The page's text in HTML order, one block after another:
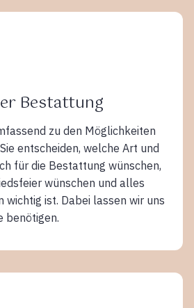
Bestattung
zu den Möglichkeiten
entscheiden, welche Art und
für die Bestattung wünschen,
wünschen und alles
wichtig ist. Dabei lassen wir uns
benötigen.